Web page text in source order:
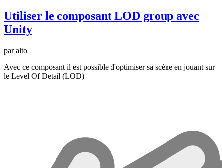
Utiliser le composant LOD group avec
Unity
par alto
Avec ce composant il est possible d'optimiser sa scène en jouant sur
le Level Of Detail (LOD)